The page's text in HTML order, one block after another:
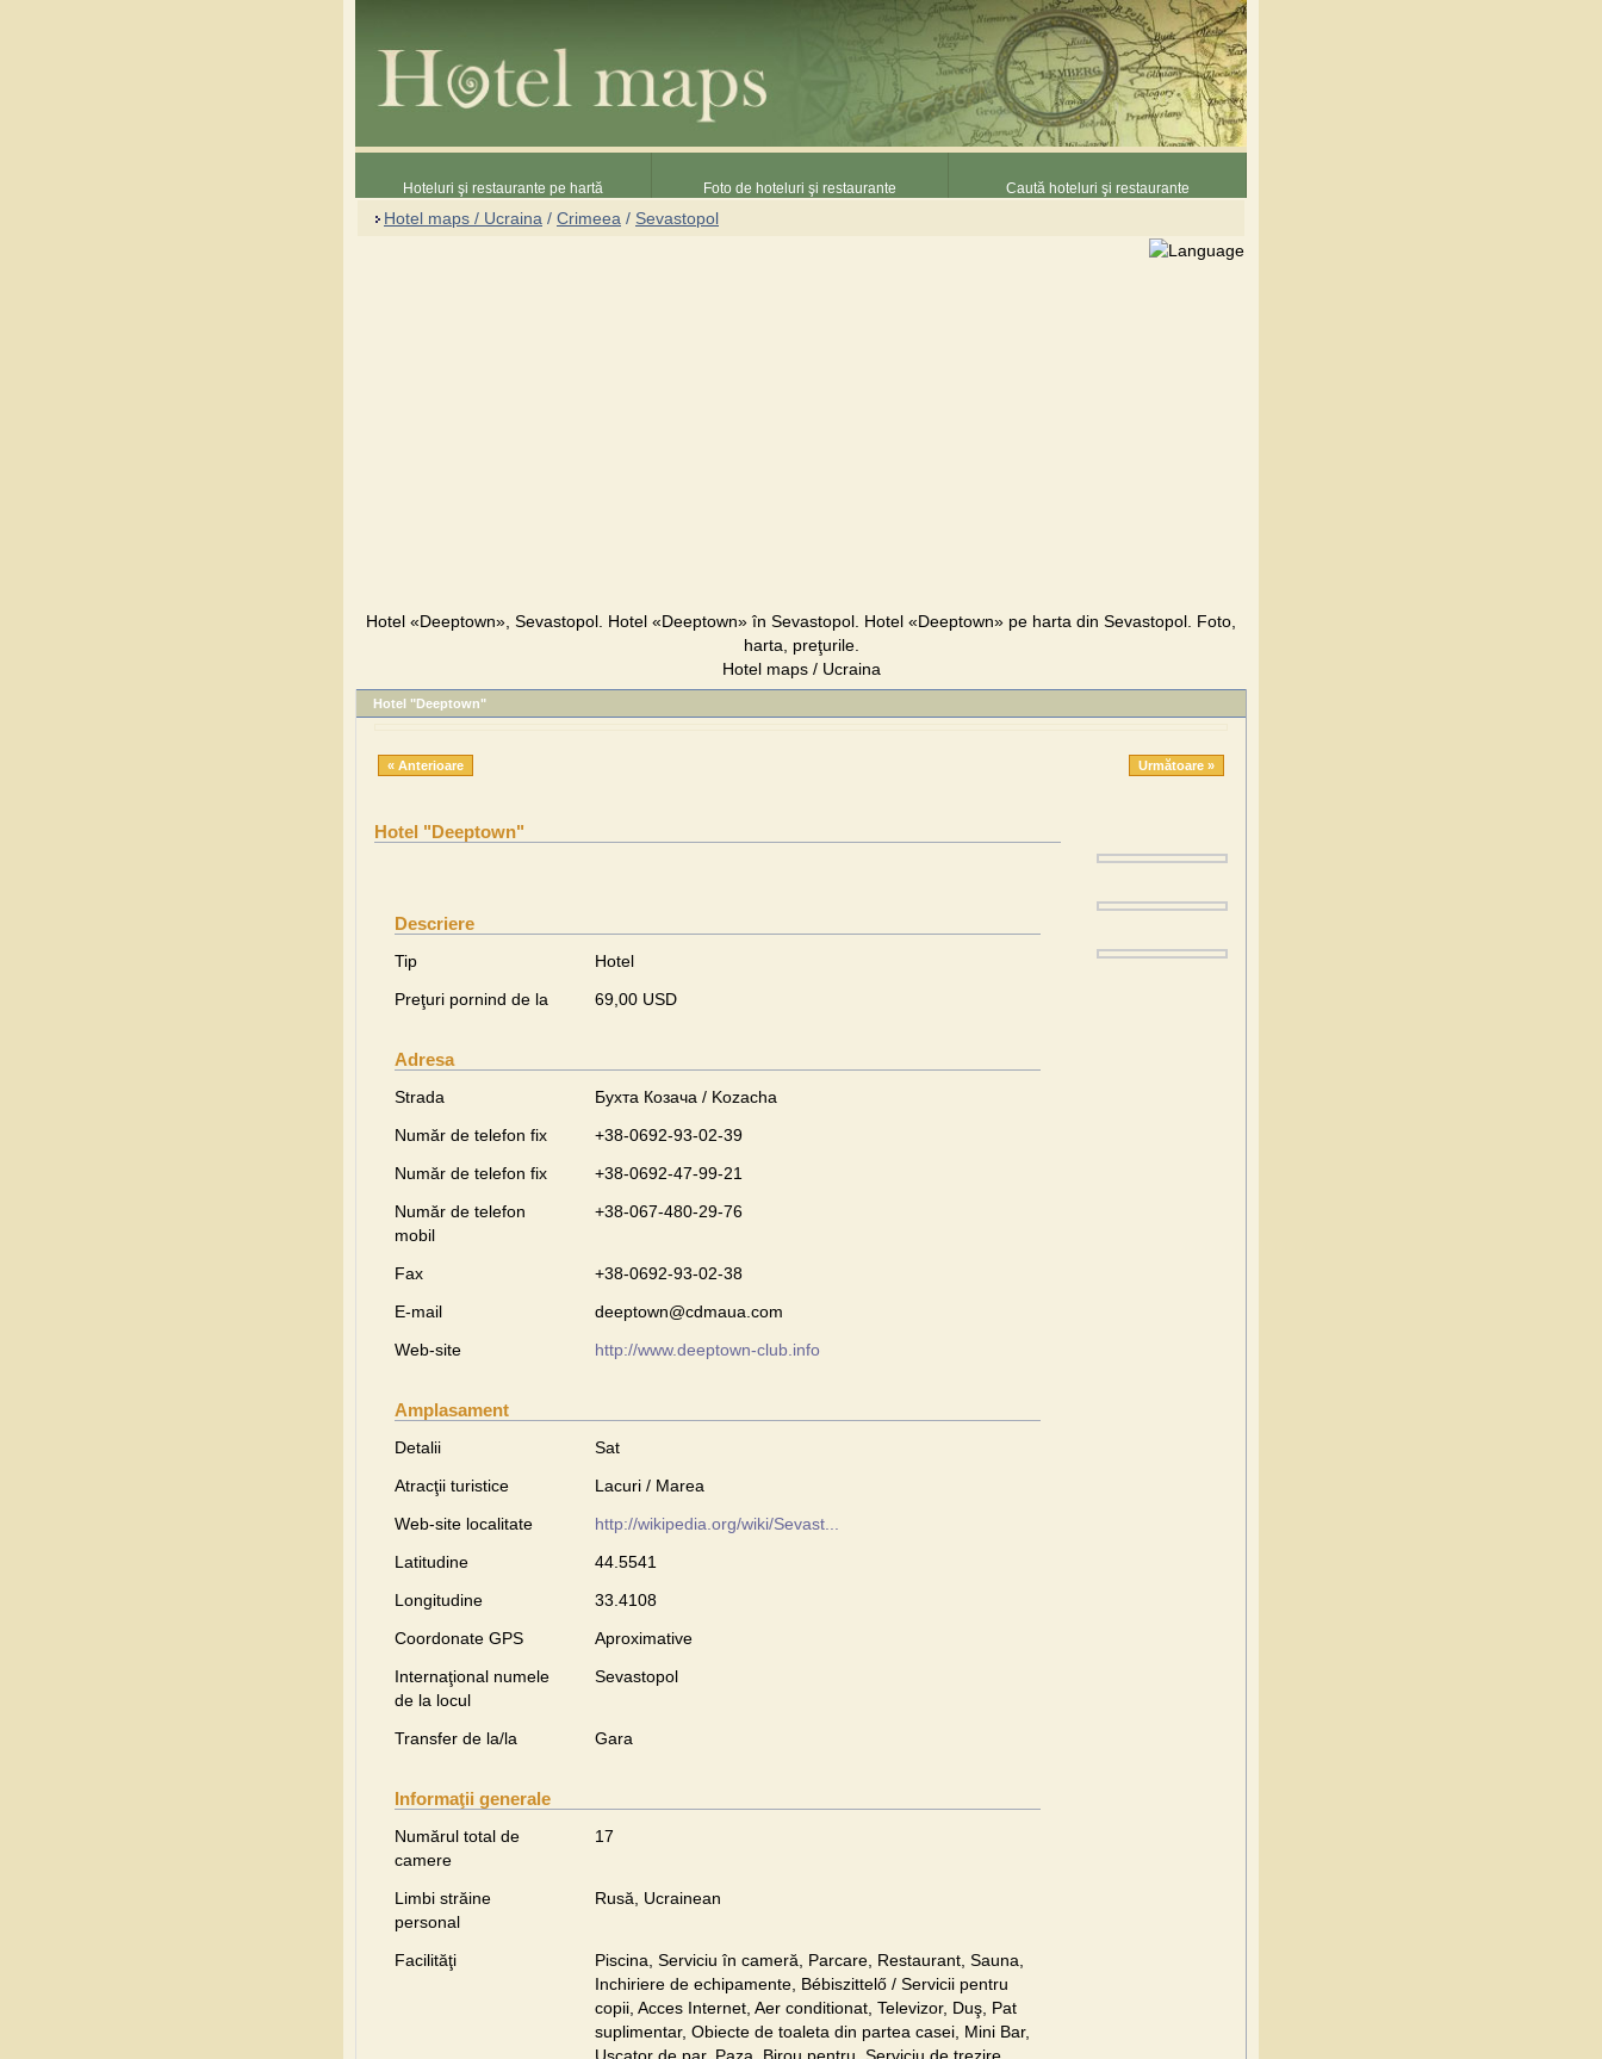
Hoteluri şi restaurante pe hartă Foto de hoteluri şi restaurante Caută hoteluri şi restaurante
Hotel maps / Ucraina / Crimeea / Sevastopol
Hotel «Deeptown», Sevastopol. Hotel «Deeptown» în Sevastopol. Hotel «Deeptown» pe harta din Sevastopol. Foto,
harta, preţurile.
Hotel maps / Ucraina
Hotel "Deeptown"
« Anterioare Următoare »
Hotel "Deeptown"
Descriere
Tip
Hotel
Preţuri pornind de la
69,00 USD
Adresa
Strada
Бухта Козача / Kozacha
Număr de telefon fix
+38-0692-93-02-39
Număr de telefon fix
+38-0692-47-99-21
Număr de telefon
mobil
+38-067-480-29-76
Fax
+38-0692-93-02-38
E-mail
deeptown@cdmaua.com
Web-site
http://www.deeptown-club.info
Amplasament
Detalii
Sat
Atracţii turistice
Lacuri / Marea
Web-site localitate
http://wikipedia.org/wiki/Sevast...
Latitudine
44.5541
Longitudine
33.4108
Coordonate GPS
Aproximative
Internaţional numele
de la locul
Sevastopol
Transfer de la/la Gara
Informaţii generale
Numărul total de
camere
17
Limbi străine
personal
Rusă, Ucrainean
Facilităţi
Piscina, Serviciu în cameră, Parcare, Restaurant, Sauna,
Inchiriere de echipamente, Bébiszittelő / Servicii pentru
copii, Acces Internet, Aer conditionat, Televizor, Duş, Pat
suplimentar, Obiecte de toaleta din partea casei, Mini Bar,